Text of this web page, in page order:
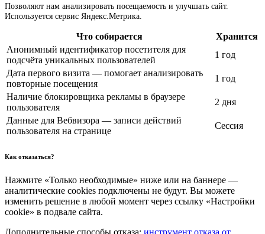
Позволяют нам анализировать посещаемость и улучшать сайт.
Используется сервис Яндекс.Метрика.
Что собирается
Хранится
Анонимный идентификатор посетителя для
подсчёта уникальных пользователей
1 год
Дата первого визита — помогает анализировать
повторные посещения
1 год
Наличие блокировщика рекламы в браузере
пользователя
2 дня
Данные для Вебвизора — записи действий
пользователя на странице
Сессия
Как отказаться?
Нажмите «Только необходимые» ниже или на баннере —
аналитические cookies подключены не будут. Вы можете
изменить решение в любой момент через ссылку «Настройки
cookie» в подвале сайта.
Дополнительные способы отказа: инструмент отказа от